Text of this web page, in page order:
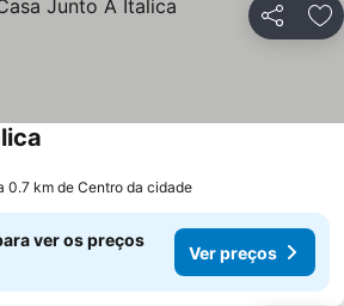
Partilhar
0.7 km de Centro da cidade
ver os preços
Ver preços